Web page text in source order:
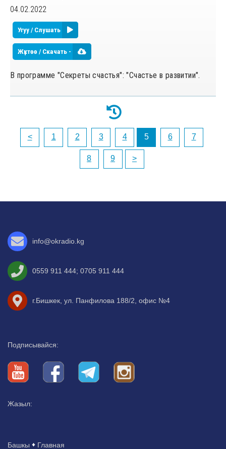
04.02.2022
Угуу / Слушать
Жүктөө / Скачать -
В программе "Секреты счастья": "Счастье в развитии".
< 1 2 3 4 5 6 7
8 9 >
info@okradio.kg
0559 911 444; 0705 911 444
г.Бишкек, ул. Панфилова 188/2, офис №4
Подписывайся:
Жазыл:
Башкы Главная